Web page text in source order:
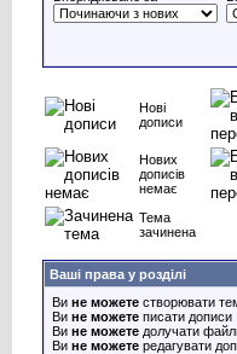
Нові
дописи
Нових
дописів
немає
Тема
зачинена
Ваші права у розділі
Ви не можете створювати
Ви не можете писати дописи
Ви не можете долучати
Ви не можете редагувати